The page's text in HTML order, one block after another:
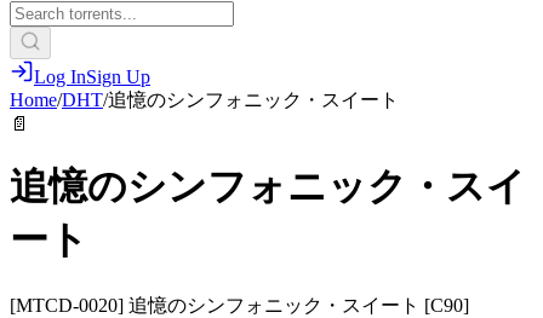
Log InSign Up
Home/DHT/追憶のシンフォニック・スイート
📄
追憶のシンフォニック・スイ
ート
[MTCD-0020] 追憶のシンフォニック・スイート [C90]